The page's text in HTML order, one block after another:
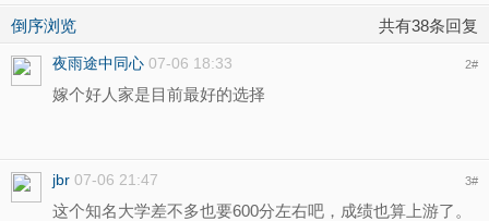
倒序浏览 共有38条回复
夜雨途中同心 07-06 18:33 2#
嫁个好人家是目前最好的选择
jbr 07-06 21:47 3#
这个知名大学差不多也要600分左右吧，成绩也算上游了。